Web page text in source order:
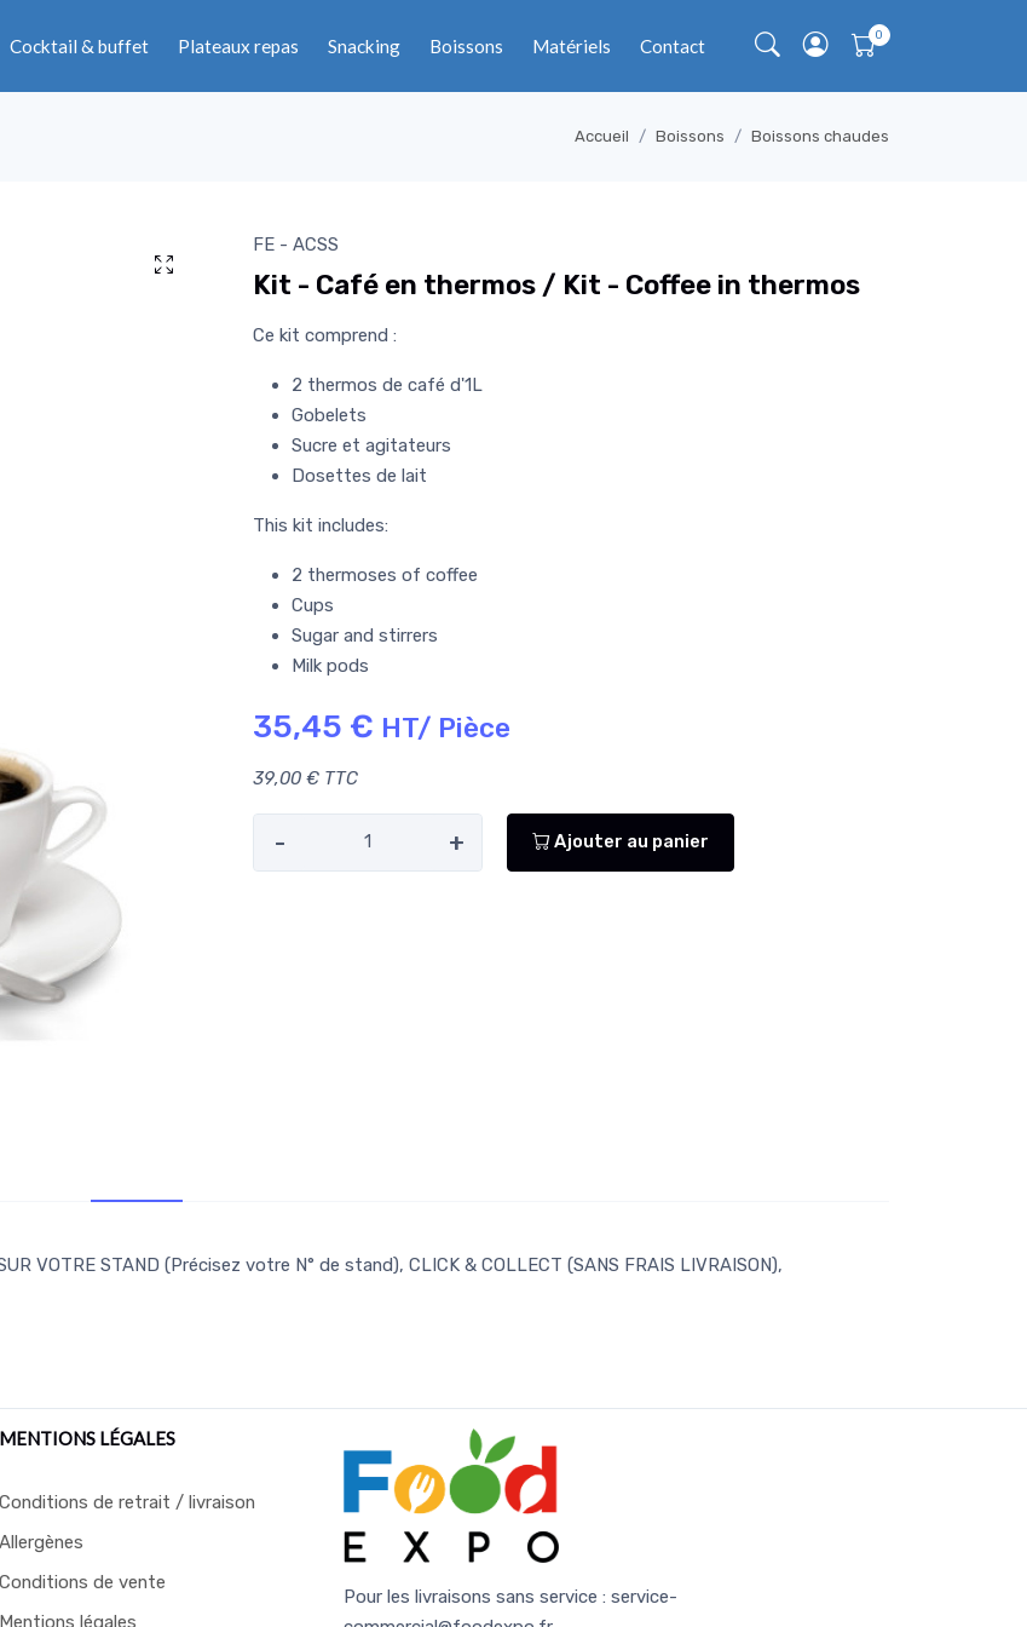
Cocktail & buffet Plateaux repas Snacking Boissons Matériels Contact
Accueil Boissons Boissons chaudes
FE - ACSS
Kit - Café en thermos / Kit - Coffee in thermos
Ce kit comprend :
2 thermos de café d'1L
Gobelets
Sucre et agitateurs
Dosettes de lait
This kit includes:
2 thermoses of coffee
Cups
Sugar and stirrers
Milk pods
35,45 € HT/ Pièce
39,00 € TTC
- + Ajouter au panier
VOTRE STAND (Précisez votre N° de stand), CLICK & COLLECT (SANS FRAIS LIVRAISON),
MENTIONS LÉGALES
Conditions de retrait / livraison
Allergènes
Conditions de vente
Mentions légales
Pour les livraisons sans service : service-